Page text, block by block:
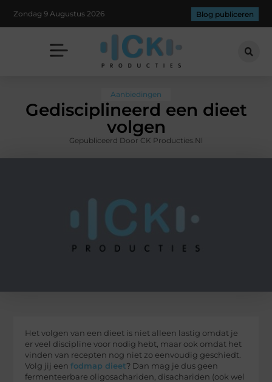
Zondag 9 Augustus 2026 Blog publiceren
Aanbiedingen
Gedisciplineerd een dieet
volgen
Gepubliceerd Door CK Producties.nl
Het volgen van een dieet is niet alleen lastig omdat je
er veel discipline voor nodig hebt, maar ook omdat het
vinden van recepten nog niet zo eenvoudig geschiedt.
Volg jij eenfodmap dieet? Dan mag je dus geen
fermenteerbare oligosachariden, disachariden (ook wel